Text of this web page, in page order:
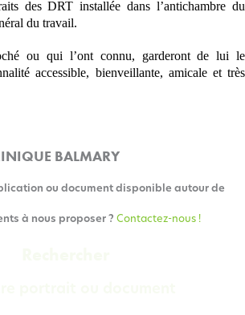
des DRT installée dans l’antichambre du
du travail.
ou qui l’ont connu, garderont de lui le
accessible, bienveillante, amicale et très
BALMARY
ou document disponible autour de
à nous proposer ? Contactez-nous !